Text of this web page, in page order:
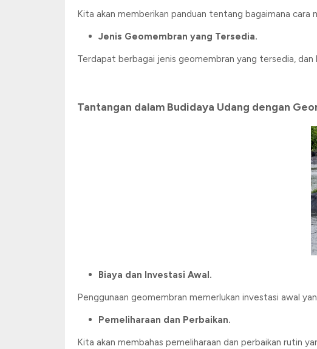
Kita akan memberikan panduan tentang bagaimana
Jenis Geomembran yang Tersedia.
Terdapat berbagai jenis geomembran yang tersedia,
Tantangan dalam Budidaya Udang dengan
Biaya dan Investasi Awal.
Penggunaan geomembran memerlukan investasi awal
Pemeliharaan dan Perbaikan.
Kita akan membahas pemeliharaan dan perbaikan rutin